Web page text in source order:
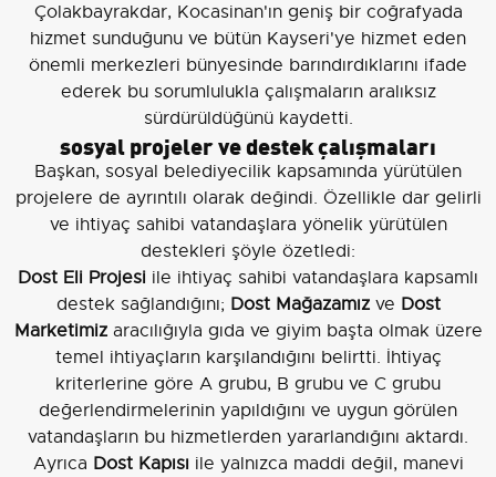
Çolakbayrakdar, Kocasinan'ın geniş bir coğrafyada
hizmet sunduğunu ve bütün Kayseri'ye hizmet eden
önemli merkezleri bünyesinde barındırdıklarını ifade
ederek bu sorumlulukla çalışmaların aralıksız
sürdürüldüğünü kaydetti.
sosyal projeler ve destek çalışmaları
Başkan, sosyal belediyecilik kapsamında yürütülen
projelere de ayrıntılı olarak değindi. Özellikle dar gelirli
ve ihtiyaç sahibi vatandaşlara yönelik yürütülen
destekleri şöyle özetledi:
Dost Eli Projesi ile ihtiyaç sahibi vatandaşlara kapsamlı
destek sağlandığını; Dost Mağazamızve Dost
Marketimizaracılığıyla gıda ve giyim başta olmak üzere
temel ihtiyaçların karşılandığını belirtti. İhtiyaç
kriterlerine göre A grubu, B grubu ve C grubu
değerlendirmelerinin yapıldığını ve uygun görülen
vatandaşların bu hizmetlerden yararlandığını aktardı.
Ayrıca Dost Kapısı ile yalnızca maddi değil, manevi